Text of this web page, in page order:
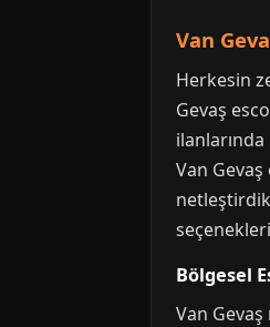
Van
Herkesin
Gevaş
Van
Bölgesel
Van